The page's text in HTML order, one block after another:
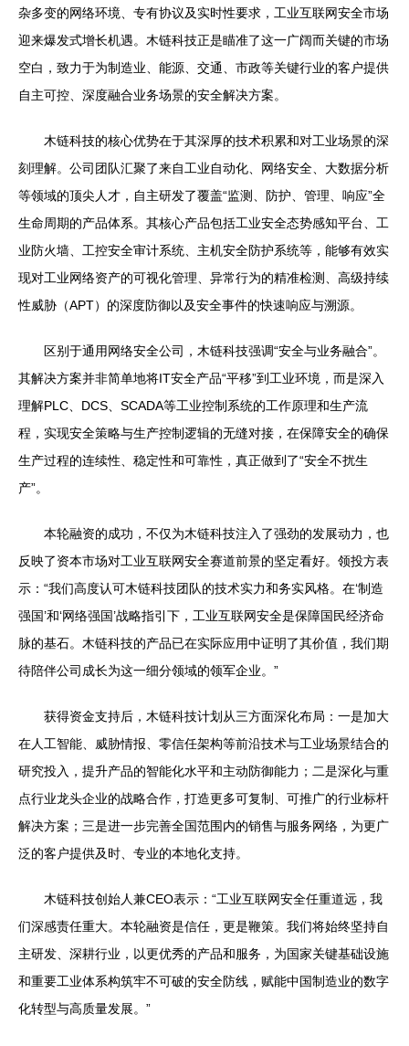
杂多变的网络环境、专有协议及实时性要求，工业互联网安全市场
迎来爆发式增长机遇。木链科技正是瞄准了这一广阔而关键的市场
空白，致力于为制造业、能源、交通、市政等关键行业的客户提供
自主可控、深度融合业务场景的安全解决方案。
木链科技的核心优势在于其深厚的技术积累和对工业场景的深
刻理解。公司团队汇聚了来自工业自动化、网络安全、大数据分析
等领域的顶尖人才，自主研发了覆盖“监测、防护、管理、响应”全
生命周期的产品体系。其核心产品包括工业安全态势感知平台、工
业防火墙、工控安全审计系统、主机安全防护系统等，能够有效实
现对工业网络资产的可视化管理、异常行为的精准检测、高级持续
性威胁（APT）的深度防御以及安全事件的快速响应与溯源。
区别于通用网络安全公司，木链科技强调“安全与业务融合”。
其解决方案并非简单地将IT安全产品“平移”到工业环境，而是深入
理解PLC、DCS、SCADA等工业控制系统的工作原理和生产流
程，实现安全策略与生产控制逻辑的无缝对接，在保障安全的确保
生产过程的连续性、稳定性和可靠性，真正做到了“安全不扰生
产”。
本轮融资的成功，不仅为木链科技注入了强劲的发展动力，也
反映了资本市场对工业互联网安全赛道前景的坚定看好。领投方表
示：“我们高度认可木链科技团队的技术实力和务实风格。在‘制造
强国’和‘网络强国’战略指引下，工业互联网安全是保障国民经济命
脉的基石。木链科技的产品已在实际应用中证明了其价值，我们期
待陪伴公司成长为这一细分领域的领军企业。”
获得资金支持后，木链科技计划从三方面深化布局：一是加大
在人工智能、威胁情报、零信任架构等前沿技术与工业场景结合的
研究投入，提升产品的智能化水平和主动防御能力；二是深化与重
点行业龙头企业的战略合作，打造更多可复制、可推广的行业标杆
解决方案；三是进一步完善全国范围内的销售与服务网络，为更广
泛的客户提供及时、专业的本地化支持。
木链科技创始人兼CEO表示：“工业互联网安全任重道远，我
们深感责任重大。本轮融资是信任，更是鞭策。我们将始终坚持自
主研发、深耕行业，以更优秀的产品和服务，为国家关键基础设施
和重要工业体系构筑牢不可破的安全防线，赋能中国制造业的数字
化转型与高质量发展。”